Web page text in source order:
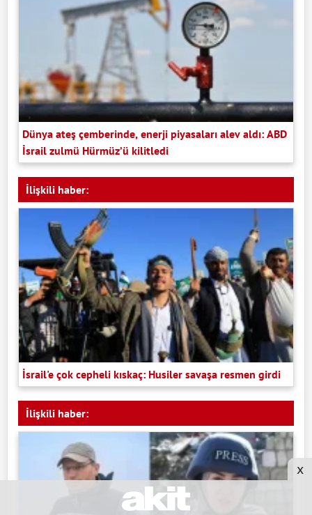
Dünya ateş çemberinde, enerji piyasaları alev aldı: ABD
İsrail zulmü Hürmüz’ü kilitledi
İlişkili haber:
İsrail'e çok cepheli kıskaç: Husiler savaşa resmen girdi
İlişkili haber:
x